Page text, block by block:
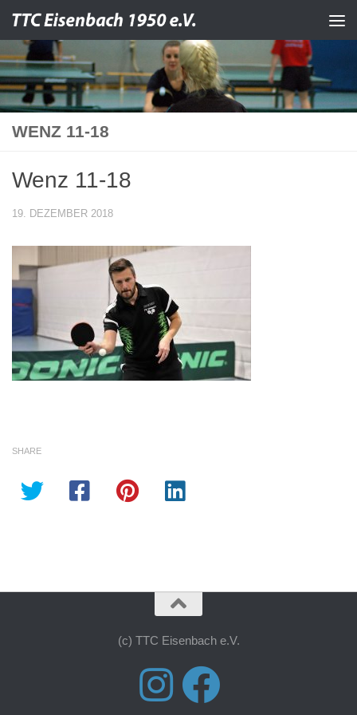
Zum Inhalt springen
WENZ 11-18
Wenz 11-18
19. DEZEMBER 2018
SHARE
(c) TTC Eisenbach e.V.